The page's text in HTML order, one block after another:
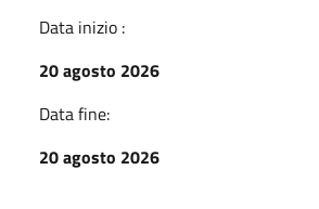
Data inizio :
20 agosto 2026
Data fine:
20 agosto 2026